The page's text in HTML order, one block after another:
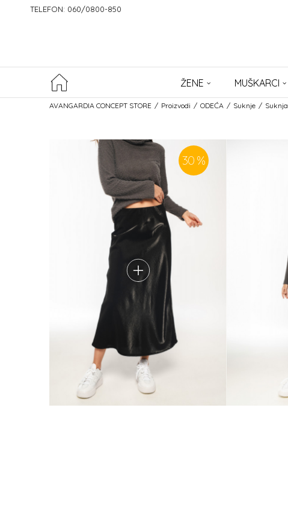
TELEFON: 060/0800-850
ŽENE MUŠKARCI
AVANGARDIA CONCEPT STORE Proizvodi ODEĆA Suknje Suknja
30 %